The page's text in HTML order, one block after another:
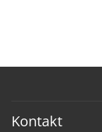
Kontakt